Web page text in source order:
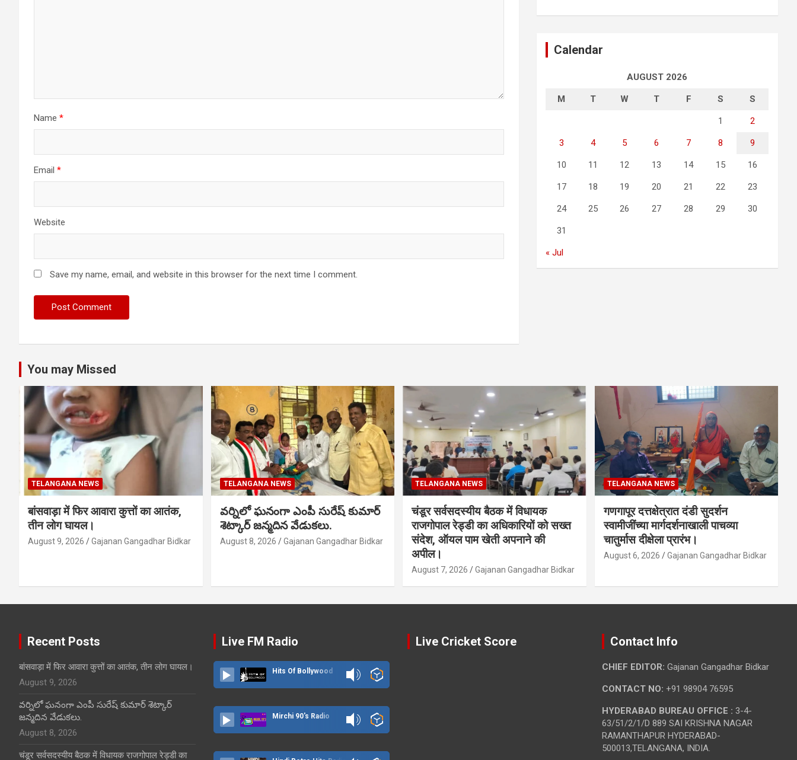
Name *
Email *
Website
Save my name, email, and website in this browser for the next time I comment.
Calendar
AUGUST 2026
M T W T F S S
1 2
3 4 5 6 7 8 9
10 11 12 13 14 15 16
17 18 19 20 21 22 23
24 25 26 27 28 29 30
31
« Jul
You may Missed
TELANGANA NEWS
बांसवाड़ा में फिर आवारा कुत्तों का आतंक,
तीन लोग घायल।
August 9, 2026 Gajanan Gangadhar Bidkar
TELANGANA NEWS
వర్నిలో ఘనంగా ఎంపీ సురేష్ కుమార్
శెట్కార్ జన్మదిన వేడుకలు.
August 8, 2026 Gajanan Gangadhar Bidkar
TELANGANA NEWS
चंडूर सर्वसदस्यीय बैठक में विधायक
राजगोपाल रेड्डी का अधिकारियों को सख्त
संदेश, ऑयल पाम खेती अपनाने की
अपील।
August 7, 2026 Gajanan Gangadhar Bidkar
TELANGANA NEWS
गणगापूर दत्तक्षेत्रात दंडी सुदर्शन
स्वामीजींच्या मार्गदर्शनाखाली पाचव्या
चातुर्मास दीक्षेला प्रारंभ।
August 6, 2026 Gajanan Gangadhar Bidkar
Recent Posts
बांसवाड़ा में फिर आवारा कुत्तों का आतंक, तीन लोग घायल।
August 9, 2026
వర్నిలో ఘనంగా ఎంపీ సురేష్ కుమార్ శెట్కార్
జన్మదిన వేడుకలు.
August 8, 2026
चंडूर सर्वसदस्यीय बैठक में विधायक राजगोपाल रेड्डी का
Live FM Radio
Hits Of Bollywood
Mirchi 90's Radio
Live Cricket Score Contact Info
CHIEF EDITOR: Gajanan Gangadhar Bidkar
CONTACT NO: +91 98904 76595
HYDERABAD BUREAU OFFICE : 3-4-
63/51/2/1/D 889 SAI KRISHNA NAGAR
RAMANTHAPUR HYDERABAD-
500013,TELANGANA, INDIA.